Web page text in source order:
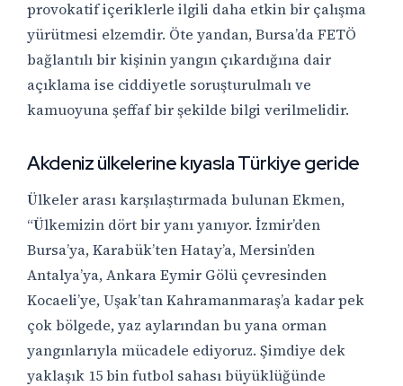
provokatif içeriklerle ilgili daha etkin bir çalışma
yürütmesi elzemdir. Öte yandan, Bursa’da FETÖ
bağlantılı bir kişinin yangın çıkardığına dair
açıklama ise ciddiyetle soruşturulmalı ve
kamuoyuna şeffaf bir şekilde bilgi verilmelidir.
Akdeniz ülkelerine kıyasla Türkiye geride
Ülkeler arası karşılaştırmada bulunan Ekmen,
“Ülkemizin dört bir yanı yanıyor. İzmir’den
Bursa’ya, Karabük’ten Hatay’a, Mersin’den
Antalya’ya, Ankara Eymir Gölü çevresinden
Kocaeli’ye, Uşak’tan Kahramanmaraş’a kadar pek
çok bölgede, yaz aylarından bu yana orman
yangınlarıyla mücadele ediyoruz. Şimdiye dek
yaklaşık 15 bin futbol sahası büyüklüğünde